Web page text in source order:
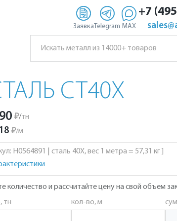
Заявка Telegram MAX
+7
СТ40Х
₽/тн
₽/м
Н0564891 | сталь 40Х, вес 1 метра = 57,31 кг ]
количество и рассчитайте цену на свой объем
тн
кол-во, м